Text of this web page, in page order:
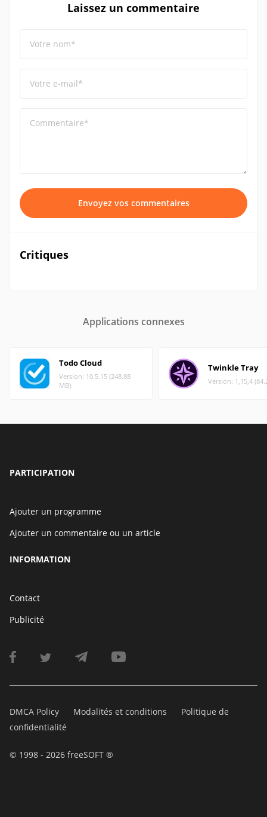
Laissez un commentaire
Votre nom*
Votre e-mail*
Commentaire*
Envoyez vos commentaires
Critiques
Applications connexes
Todo Cloud
Version: 10.5.15 (248.88
MB)
Twinkle Tray
Version: 1,15,4
PARTICIPATION
Ajouter un programme
Ajouter un commentaire ou un article
INFORMATION
Contact
Publicité
DMCA Policy Modalités et conditions
Politique de
confidentialité
© 1998 - 2026 freeSOFT ®